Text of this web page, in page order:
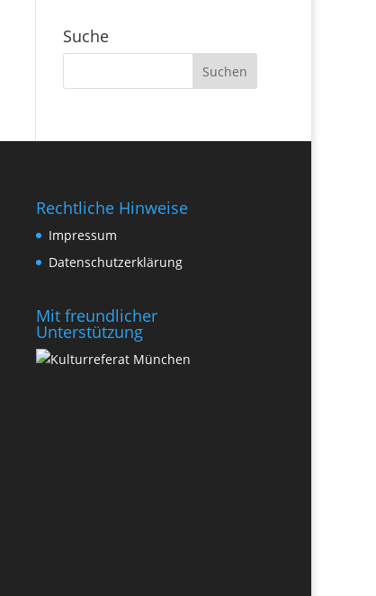
Suche
Rechtliche Hinweise
Impressum
Datenschutzerklärung
Mit freundlicher
Unterstützung